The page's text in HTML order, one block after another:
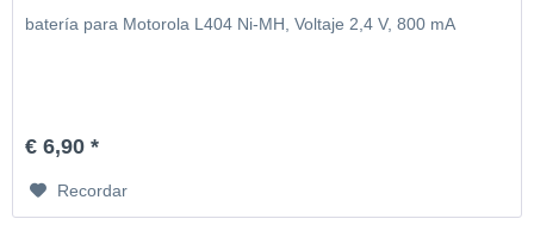
batería para Motorola L404 Ni-MH, Voltaje 2,4 V, 800 mA
€ 6,90 *
Recordar